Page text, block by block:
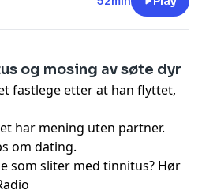
og mosing av søte dyr
fastlege etter at han flyttet,
har mening uten partner.
om dating.
som sliter med tinnitus? Hør